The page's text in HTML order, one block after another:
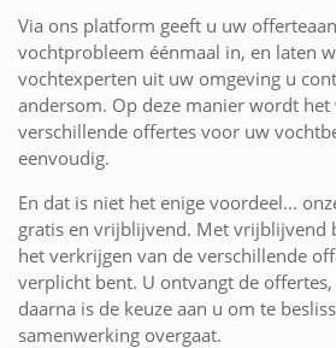
Via ons platform geeft u uw
vochtprobleem éénmaal in, en laten
vochtexperten uit uw omgeving u
andersom. Op deze manier wordt het
verschillende offertes voor uw
eenvoudig.
En dat is niet het enige voordeel...
gratis en vrijblijvend. Met vrijblijvend
het verkrijgen van de verschillende
verplicht bent. U ontvangt de
daarna is de keuze aan u om te
samenwerking overgaat.